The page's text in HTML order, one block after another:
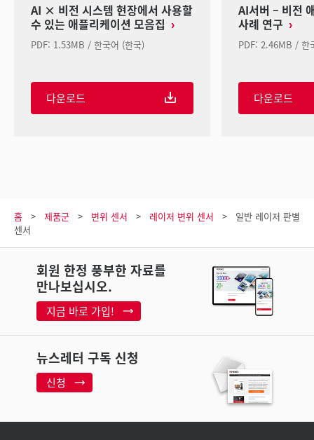
AI × 비전 시스템 현장에서 사용할
수 있는 애플리케이션 모음집
PDF: 1.53MB / 한국어 (한국)
다운로드
AI서버 – 비전
사례 연구
PDF: 2.46MB / 한
다운로드
홈 제품군 변위 센서 레이저 변위 센서
일반 레이저 판별
센서
회원 한정 풍부한 자료를
만나보십시오.
지금 바로 가입!
뉴스레터 구독 신청
신청